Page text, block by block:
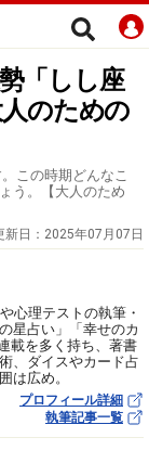
「しし座
人のための
この時期どんなこ
う。【大人のため
新日： 2025年07月07日
心理テストの執筆・
星占い」「幸せのカ
載を多く持ち、著書
、ダイスやカード占
は広め。
プロフィール詳細
執筆記事一覧